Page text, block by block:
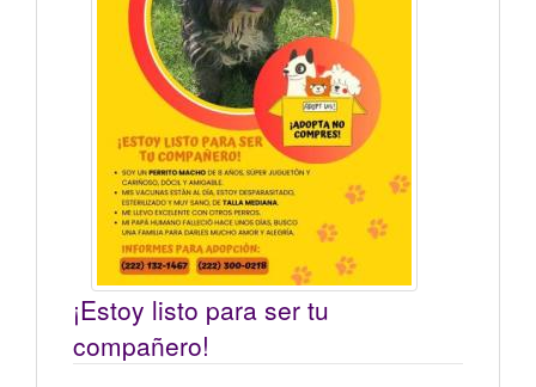
¡Estoy listo para ser tu
compañero!